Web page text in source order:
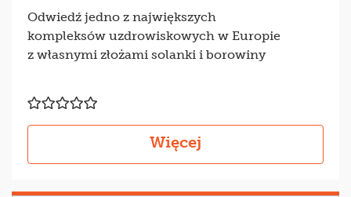
Odwiedź jedno z największych
kompleksów uzdrowiskowych w Europie
z własnymi złożami solanki i borowiny
Więcej